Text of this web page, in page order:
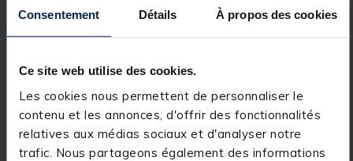
Consentement Détails À propos des cookies
Ce site web utilise des cookies.
Les cookies nous permettent de personnaliser le
contenu et les annonces, d'offrir des fonctionnalités
relatives aux médias sociaux et d'analyser notre
trafic. Nous partageons également des informations
moulinet pour tous types de pratique, de la pêche
légère en rockfishing, à la pêche au leurre du bar en
eau salée, ainsi que dans tous les environnements
améliorer les lancers et l'ANTI-TWIST FIN, pour une
excellente gestion du fil, font de ce moulinet, connu
de longue date chezShimano, un véritable plaisir à
pêcher dans de nombreuses conditions.